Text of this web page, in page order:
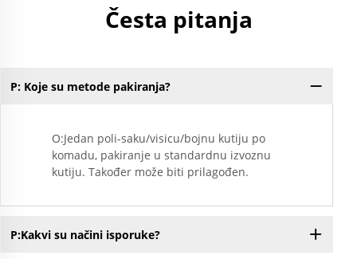
Česta pitanja
P: Koje su metode pakiranja?
O:Jedan poli-saku/visicu/bojnu kutiju po
komadu, pakiranje u standardnu izvoznu
kutiju. Također može biti prilagođen.
P:Kakvi su načini isporuke?